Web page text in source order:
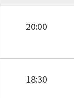
20:00
18:30